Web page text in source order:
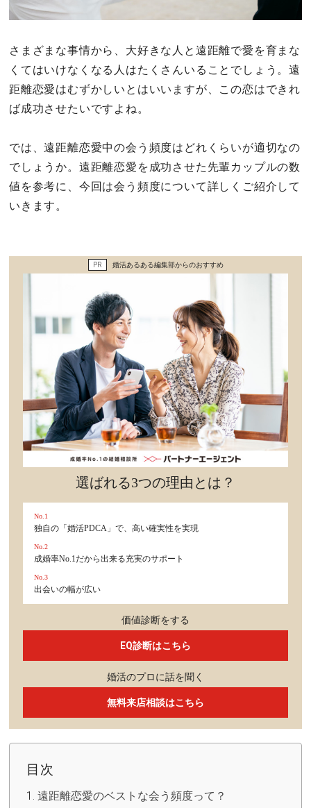
ファッション・美容
グルメ
趣味・旅行
不倫・だめ男
カルチャー・トレンド・芸能
さまざまな事情から、大好きな人と遠距離で愛を育まな
くてはいけなくなる人はたくさんいることでしょう。遠
距離恋愛はむずかしいとはいいますが、この恋はできれ
ば成功させたいですよね。
では、遠距離恋愛中の会う頻度はどれくらいが適切なの
でしょうか。遠距離恋愛を成功させた先輩カップルの数
値を参考に、今回は会う頻度について詳しくご紹介して
いきます。
PR 婚活あるある編集部からのおすすめ
選ばれる3つの理由とは？
No.1
独自の「婚活PDCA」で、高い確実性を実現
No.2
成婚率No.1だから出来る充実のサポート
No.3
出会いの幅が広い
価値診断をする
EQ診断はこちら
婚活のプロに話を聞く
無料来店相談はこちら
目次
遠距離恋愛のベストな会う頻度って？